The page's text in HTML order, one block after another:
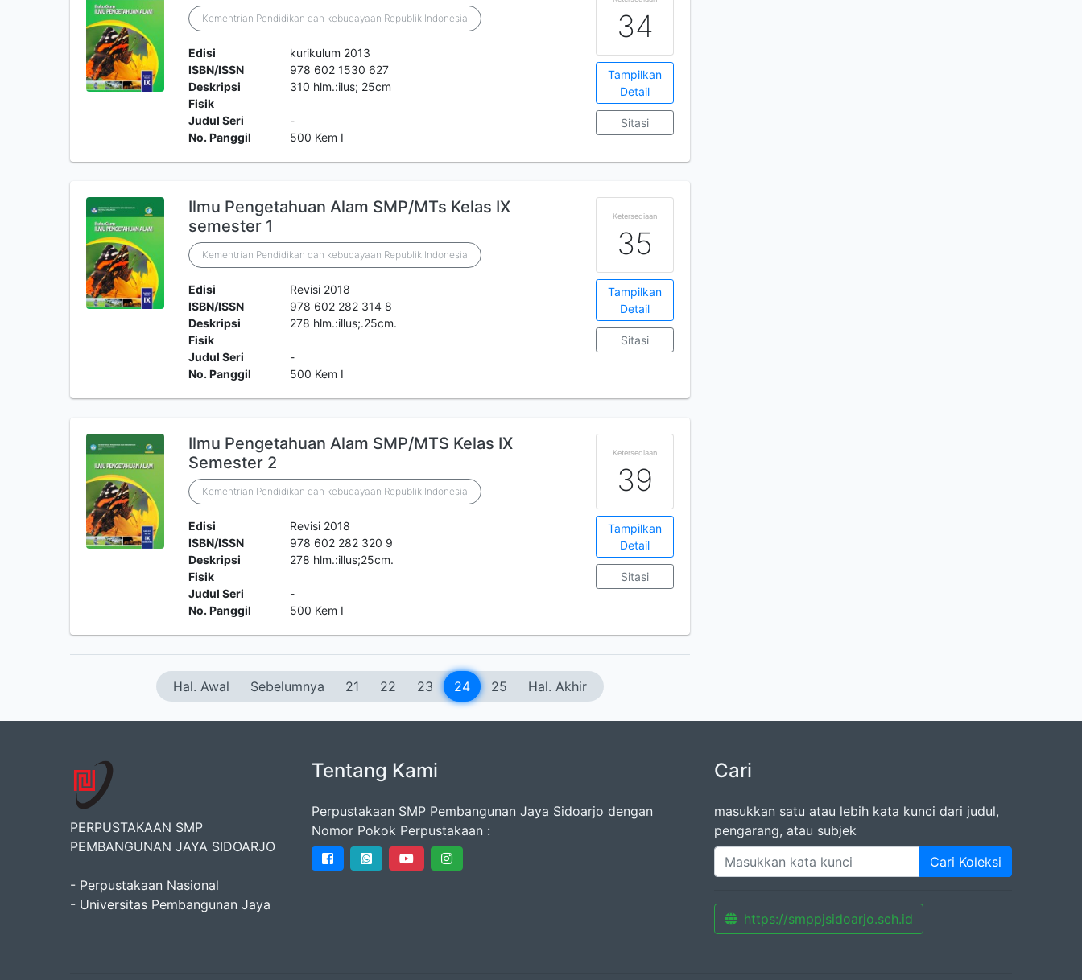
Kementrian Pendidikan dan kebudayaan Republik Indonesia
Edisi
kurikulum 2013
ISBN/ISSN
978 602 1530 627
Deskripsi
Fisik
310 hlm.:ilus; 25cm
Judul Seri
-
No. Panggil
500 Kem I
34
Tampilkan
Detail
Sitasi
Ilmu Pengetahuan Alam SMP/MTs Kelas IX
semester 1
Kementrian Pendidikan dan kebudayaan Republik Indonesia
Edisi
Revisi 2018
ISBN/ISSN
978 602 282 314 8
Deskripsi
Fisik
278 hlm.:illus;.25cm.
Judul Seri
-
No. Panggil
500 Kem I
Ketersediaan
35
Tampilkan
Detail
Sitasi
Ilmu Pengetahuan Alam SMP/MTS Kelas IX
Semester 2
Kementrian Pendidikan dan kebudayaan Republik Indonesia
Edisi
Revisi 2018
ISBN/ISSN
978 602 282 320 9
Deskripsi
Fisik
278 hlm.:illus;25cm.
Judul Seri
-
No. Panggil
500 Kem I
Ketersediaan
39
Tampilkan
Detail
Sitasi
Hal. Awal Sebelumnya 21 22 23 24 25 Hal. Akhir
PERPUSTAKAAN SMP
PEMBANGUNAN JAYA SIDOARJO
- Perpustakaan Nasional
- Universitas Pembangunan Jaya
Tentang Kami
Perpustakaan SMP Pembangunan Jaya Sidoarjo dengan
Nomor Pokok Perpustakaan :
Cari
masukkan satu atau lebih kata kunci dari judul,
pengarang, atau subjek
Cari Koleksi
https://smppjsidoarjo.sch.id